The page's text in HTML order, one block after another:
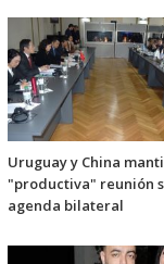
Uruguay y China
"productiva" reunión
agenda bilateral